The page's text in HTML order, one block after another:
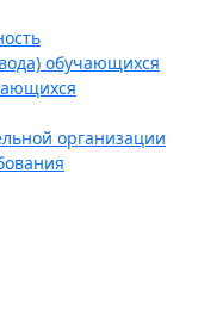
обучающихся
организации